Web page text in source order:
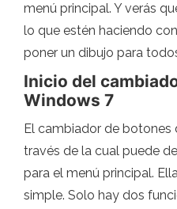
menú principal. Y verás
lo que estén haciendo
poner un dibujo para
Inicio del
Windows 7
El cambiador de botones
través de la cual puede
para el menú principal.
simple. Solo hay dos